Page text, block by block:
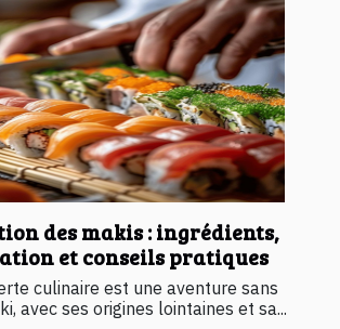
des makis : ingrédients,
et conseils pratiques
culinaire est une aventure sans
avec ses origines lointaines et sa...